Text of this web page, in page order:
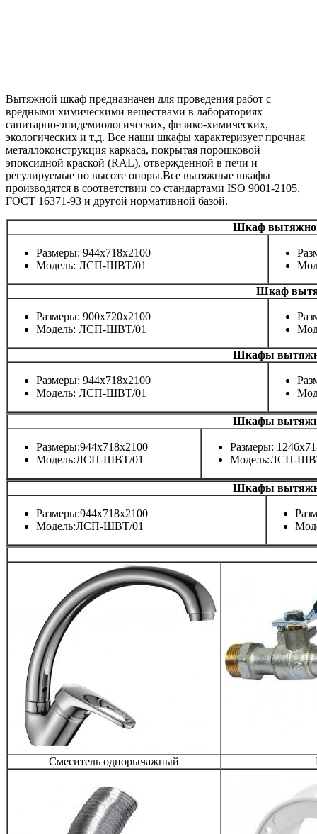
Вытяжной шкаф предназначен для проведения работ с
вредными химическими веществами в лабораториях
санитарно-эпидемиологических, физико-химических,
экологических и т.д. Все наши шкафы характеризует прочная
металлоконструкция каркаса, покрытая порошковой
эпоксидной краской (RAL), отвержденной в печи и
регулируемые по высоте опоры.Все вытяжные шкафы
производятся в соответствии со стандартами ISO 9001-2105,
ГОСТ 16371-93 и другой нормативной базой.
Шкаф вытяжной
Размеры: 944х718х2100
Модель: ЛСП-ШВТ/01
Шкаф
Размеры: 900х720х2100
Модель: ЛСП-ШВТ/01
Шкафы
Размеры: 944х718х2100
Модель: ЛСП-ШВТ/01
Шкафы
Размеры:944х718х2100
Модель:ЛСП-ШВТ/01
Размеры:
Модель:ЛСП-
Шкафы
Размеры:944х718х2100
Модель:ЛСП-ШВТ/01
Смеситель однорычажный